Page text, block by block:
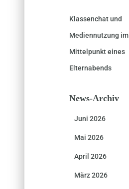
Klassenchat und
Mediennutzung im
Mittelpunkt eines
Elternabends
News-Archiv
Juni 2026
Mai 2026
April 2026
März 2026